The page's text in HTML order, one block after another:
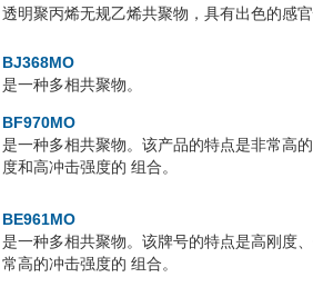
透明聚丙烯无规乙烯共聚物，具有出色的感官
BJ368MO
是一种多相共聚物。
BF970MO
是一种多相共聚物。该产品的特点是非常高的
度和高冲击强度的 组合。
BE961MO
是一种多相共聚物。该牌号的特点是高刚度
常高的冲击强度的 组合。